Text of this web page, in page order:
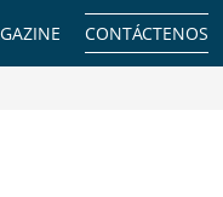
CONTÁCTENOS